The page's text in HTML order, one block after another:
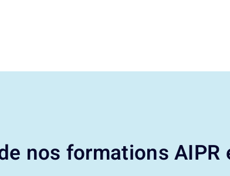
nos formations AIPR